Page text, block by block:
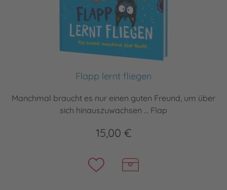
Flapp lernt fliegen
Manchmal braucht es nur einen guten Freund, um über
sich hinauszuwachsen ... Flap
15,00 €